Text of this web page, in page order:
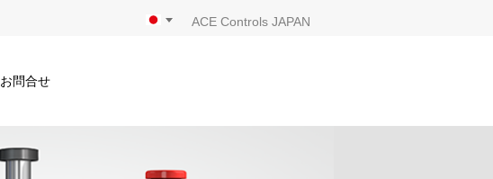
ACE Controls JAPAN
お問合せ